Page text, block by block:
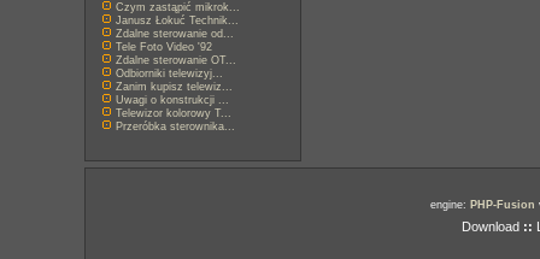
Czym zastąpić mikrok...
Janusz Łokuć Technik...
Zdalne sterowanie od...
Tele Foto Video '92
Zdalne sterowanie OT...
Odbiorniki telewizyj...
Zanim kupisz telewiz...
Uwagi o konstrukcji ...
Telewizor kolorowy T...
Przeróbka sterownika...
engine: PHP-Fusion
Download ::